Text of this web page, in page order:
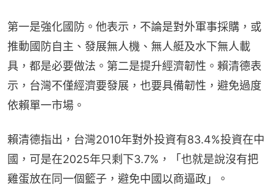
第一是強化國防。他表示，不論是對外軍事採購，或
推動國防自主、發展無人機、無人艇及水下無人載
具，都是必要做法。第二是提升經濟韌性。賴清德表
示，台灣不僅經濟要發展，也要具備韌性，避免過度
依賴單一市場。
賴清德指出，台灣2010年對外投資有83.4%投資在中
國，可是在2025年只剩下3.7%，「也就是說沒有把
雞蛋放在同一個籃子，避免中國以商逼政」。